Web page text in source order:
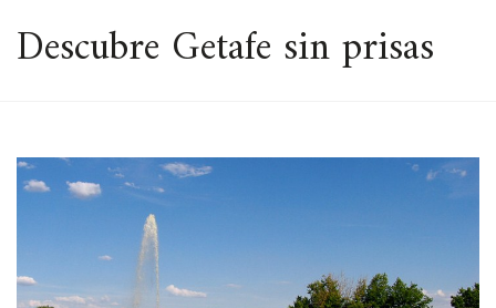
ESPACIO
Descubre Getafe sin prisas